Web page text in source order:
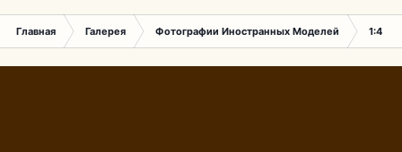
Главная Галерея Фотографии Иностранных Моделей 1:43